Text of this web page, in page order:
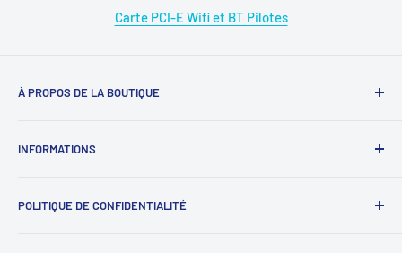
Carte PCI-E Wifi et BT Pilotes
À PROPOS DE LA BOUTIQUE
INFORMATIONS
Rejoignez-nous
POLITIQUE DE CONFIDENTIALITÉ